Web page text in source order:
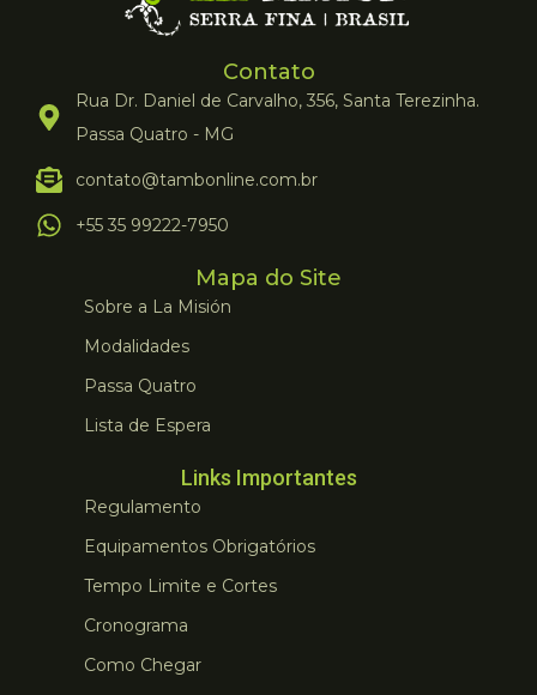
Contato
Rua Dr. Daniel de Carvalho, 356, Santa Terezinha.
Passa Quatro - MG
contato@tambonline.com.br
+55 35 99222-7950
Mapa do Site
Sobre a La Misión
Modalidades
Passa Quatro
Lista de Espera
Links Importantes
Regulamento
Equipamentos Obrigatórios
Tempo Limite e Cortes
Cronograma
Como Chegar